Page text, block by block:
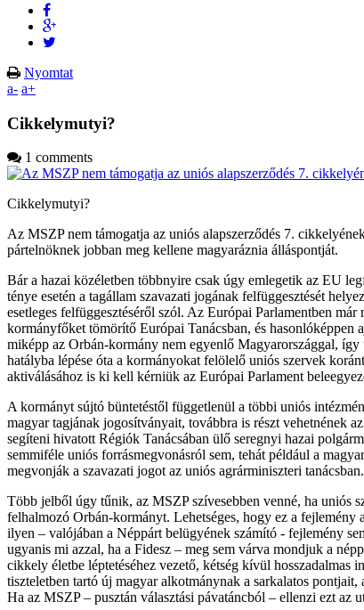
Nyomtat
a- a+
Cikkelymutyi?
1 comments
Cikkelymutyi?
Az MSZP nem támogatja az uniós alapszerződés 7.
pártelnöknek jobban meg kellene magyaráznia álláspontját.
Bár a hazai közéletben többnyire csak úgy emlegetik az EU
ténye esetén a tagállam szavazati jogának felfüggesztését
esetleges felfüggesztéséről szól. Az Európai Parlamentben
kormányfőket tömörítő Európai Tanácsban, és
miképp az Orbán-kormány nem egyenlő Magyarországgal, így
hatályba lépése óta a kormányokat felölelő uniós szervek
aktiválásához is ki kell kérniük az Európai Parlament
A kormányt sújtó büntetéstől függetlenül a többi uniós
magyar tagjának jogosítványait, továbbra is részt vehetnének
segíteni hivatott Régiók Tanácsában ülő seregnyi hazai
semmiféle uniós forrásmegvonásról sem, tehát például a
megvonják a szavazati jogot az uniós agrárminiszteri tanácsban.
Több jelből úgy tűnik, az MSZP szívesebben venné, ha uniós
felhalmozó Orbán-kormányt. Lehetséges, hogy ez a fejlemény
ilyen – valójában a Néppárt belügyének számító - fejlemény
ugyanis mi azzal, ha a Fidesz – meg sem várva mondjuk a
cikkely életbe léptetéséhez vezető, kétség kívül hosszadalmas
tiszteletben tartó új magyar alkotmánynak a sarkalatos
Ha az MSZP – pusztán választási pávatáncból – ellenzi ezt az